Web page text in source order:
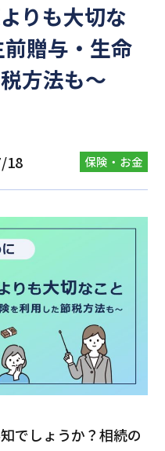
りも大切な
贈与・生命
方法も～
18 保険・お金
でしょうか？相続の